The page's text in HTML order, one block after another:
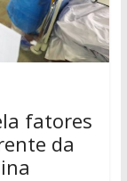
fatores
da